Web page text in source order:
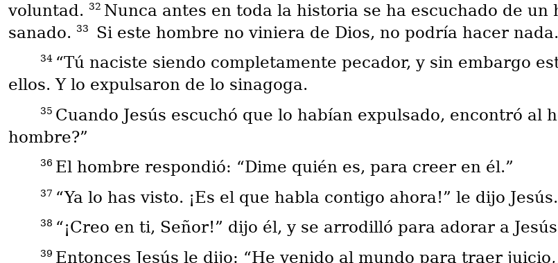
voluntad. 32 Nunca antes en toda la historia se ha escuchado de
sanado. 33 Si este hombre no viniera de Dios, no podría hacer
34 “Tú naciste siendo completamente pecador, y sin embargo
ellos. Y lo expulsaron de lo sinagoga.
35 Cuando Jesús escuchó que lo habían expulsado, encontró al
hombre?”
36 El hombre respondió: “Dime quién es, para creer en él.”
37 “Ya lo has visto. ¡Es el que habla contigo ahora!” le dijo Jesús.
38 “¡Creo en ti, Señor!” dijo él, y se arrodilló para adorar a
39 Entonces Jesús le dijo: “He venido al mundo para traer